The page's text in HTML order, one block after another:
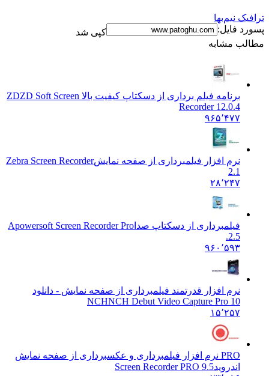
نیم‌بها
فایل:
کپی شد
مشابه
برنامه فیلم برداری از دسکتاپ کیفیت بالا ZDZD Soft Screen
Recorder 12.0.4
۹۶۵٬۴۷۷
نرم افزار فیلمبرداری از صفحه نمایشZebra Screen Recorder
۲۸٬۲۴۷
فیلمبرداری از دسکتاپ صداApowersoft Screen Recorder Pro
۹۶۰٬۵۹۳
نرم افزار قدرتمند فیلمبرداری از صفحه نمایش - دانلود
NCHNCH Debut Video Capture Pro 10
۱۵٬۲۵۷
PRO نرم افزار فیلمبرداری و عکسبرداری از صفحه نمایش
Screen Recorder PRO 9.5